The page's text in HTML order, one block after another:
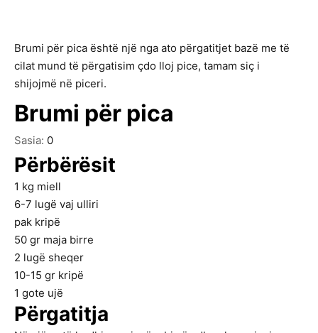
Brumi për pica është një nga ato përgatitjet bazë me të
cilat mund të përgatisim çdo lloj pice, tamam siç i
shijojmë në piceri.
Brumi për pica
Sasia: 0
Përbërësit
1 kg miell
6-7 lugë vaj ulliri
pak kripë
50 gr maja birre
2 lugë sheqer
10-15 gr kripë
1 gote ujë
Përgatitja